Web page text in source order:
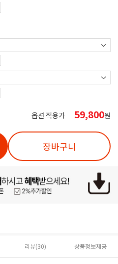
옵션 적용가 59,800원
장바구니
리뷰(30) 상품정보제공